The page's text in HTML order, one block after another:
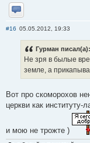
Отправить
#16 05.05.2012, 19:33
Гурман писал(а):
Не зря в былые
земле, а
Вот про скоморохов
церкви как институту-
и мою не трожте )